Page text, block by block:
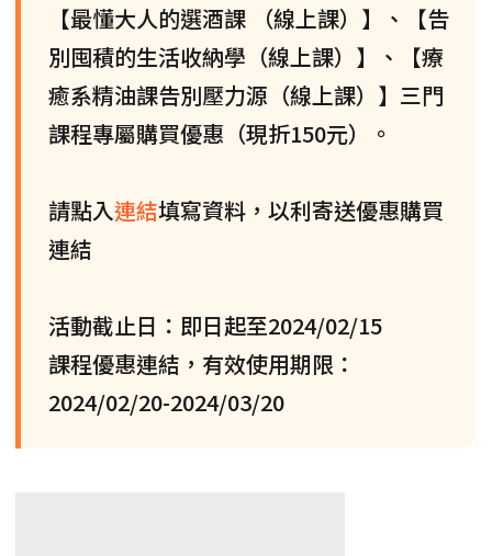
【最懂大人的選酒課 （線上課）】、【告
別囤積的生活收納學（線上課）】、【療
癒系精油課告別壓力源（線上課）】三門
課程專屬購買優惠（現折150元）。
請點入連結填寫資料，以利寄送優惠購買
連結
活動截止日：即日起至2024/02/15
課程優惠連結，有效使用期限：
2024/02/20-2024/03/20